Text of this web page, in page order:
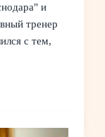
и
тренер
с тем,